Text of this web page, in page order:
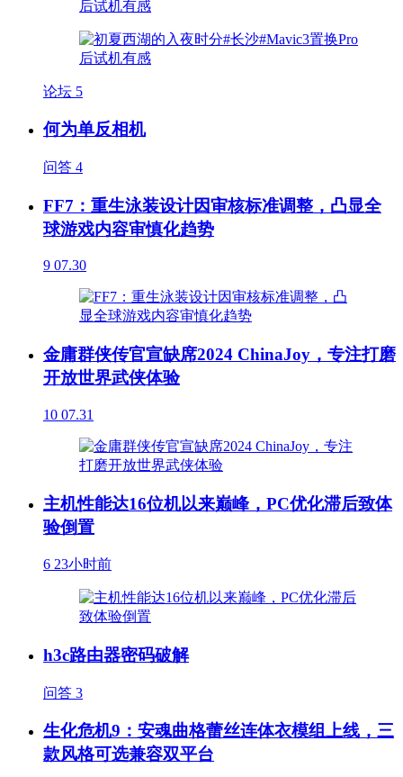
论坛 5
何为单反相机
问答 4
FF7：重生泳装设计因审核标准调整，凸显全
球游戏内容审慎化趋势
9 07.30
金庸群侠传官宣缺席2024 ChinaJoy，专注打磨
开放世界武侠体验
10 07.31
主机性能达16位机以来巅峰，PC优化滞后致体
验倒置
6 23小时前
h3c路由器密码破解
问答 3
生化危机9：安魂曲格蕾丝连体衣模组上线，三
款风格可选兼容双平台